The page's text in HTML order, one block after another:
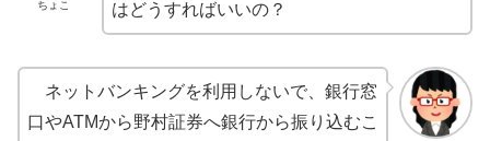
ちょこ
はどうすればいいの？
ネットバンキングを利用しないで、銀行窓
口やATMから野村証券へ銀行から振り込むこ